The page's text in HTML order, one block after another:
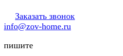
Заказать звонок
info@zov-home.ru
пишите